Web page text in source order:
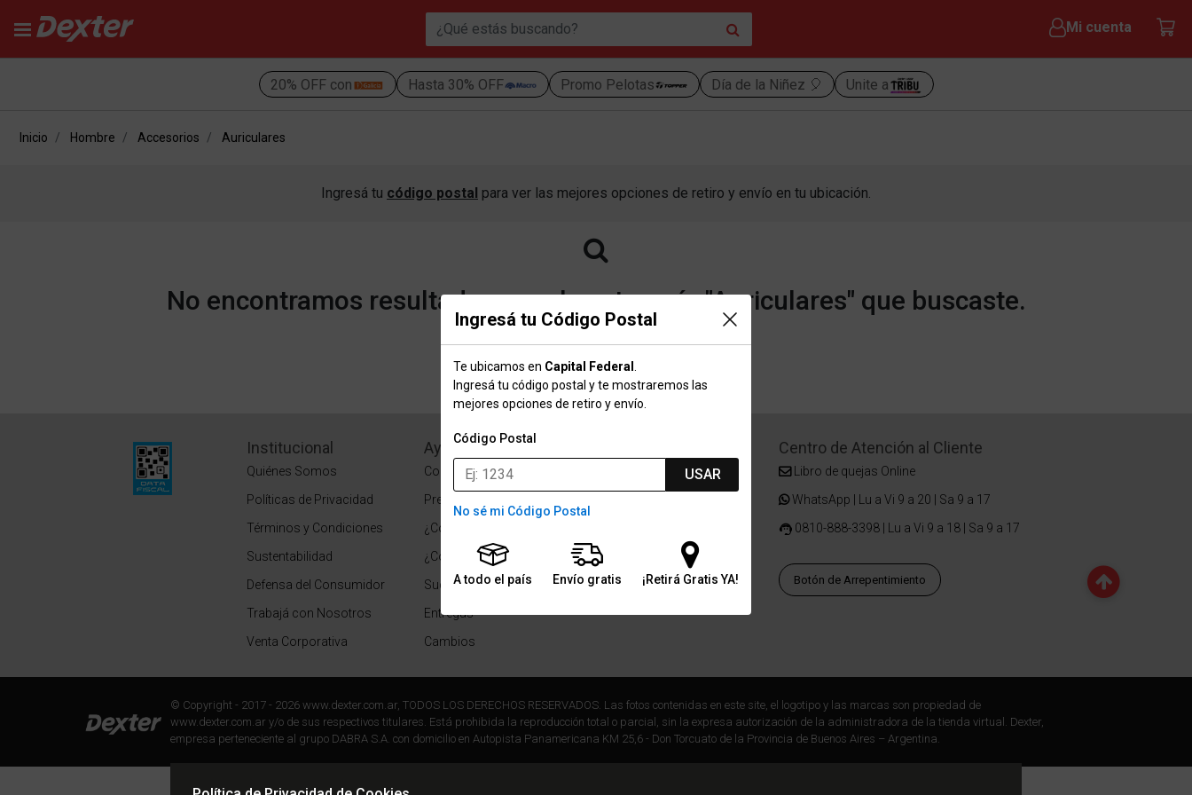
Mi cuenta
20% OFF con Hasta 30% OFF Promo Pelotas Día de la Niñez 🎈 Unite a
Ingresá tu Código Postal
Te ubicamos en Capital Federal
Ingresá tu código postal y te mostraremos las
mejores opciones de retiro y envío.
Código Postal
USAR
No sé mi Código Postal
A todo el país Envío gratis ¡Retirá Gratis YA!
Inicio Hombre Accesorios Auriculares
Ingresá tu código postal para ver las mejores opciones de retiro y envío en tu ubicación.
No encontramos resultados para la categoría "Auriculares" que buscaste.
Volver a la página de inicio
Institucional
Quiénes Somos
Políticas de Privacidad
Términos y Condiciones
Sustentabilidad
Defensa del Consumidor
Trabajá con Nosotros
Venta Corporativa
Ayuda
Condiciones de pago
Preguntas Frecuentes
¿Cómo comprar?
¿Cómo medir tu talle?
Sucursales
Entregas
Cambios
Centro de Atención al Cliente
Libro de quejas Online
WhatsApp | Lu a Vi 9 a 20 | Sa 9 a 17
0810-888-3398 | Lu a Vi 9 a 18 | Sa 9 a 17
Botón de Arrepentimiento
© Copyright - 2017 - 2026 www.dexter.com.ar, TODOS LOS DERECHOS RESERVADOS. Las fotos contenidas en este site, el logotipo y las marcas son propiedad de
www.dexter.com.ar y/o de sus respectivos titulares. Está prohibida la reproducción total o parcial, sin la expresa autorización de la administradora de la tienda virtual. Dexter,
empresa perteneciente al grupo DABRA S.A. con domicilio en Autopista Panamericana KM 25,6 - Don Torcuato de la Provincia de Buenos Aires – Argentina.